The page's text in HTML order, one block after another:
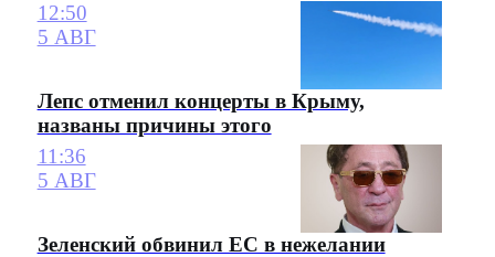
12:50
5 АВГ
Лепс отменил концерты в Крыму,
названы причины этого
11:36
5 АВГ
Зеленский обвинил ЕС в нежелании